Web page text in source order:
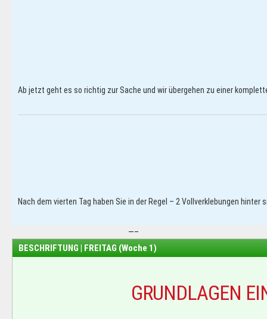
Ab jetzt geht es so richtig zur Sache und wir übergehen zu einer
Nach dem vierten Tag haben Sie in der Regel – 2 Vollverklebungen
—–
BESCHRIFTUNG | FREITAG (Woche 1)
GRUNDLAGEN